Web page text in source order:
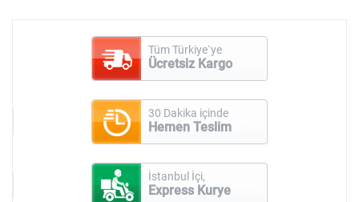
Tüm Türkiye`ye
Ücretsiz Kargo
30 Dakika içinde
Hemen Teslim
İstanbul İçi,
Express Kurye